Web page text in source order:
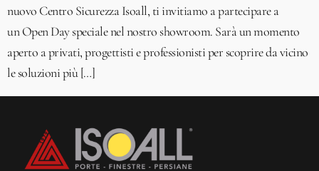
nuovo Centro Sicurezza Isoall, ti invitiamo a partecipare a
un Open Day speciale nel nostro showroom. Sarà un momento
aperto a privati, progettisti e professionisti per scoprire da vicino
le soluzioni più […]